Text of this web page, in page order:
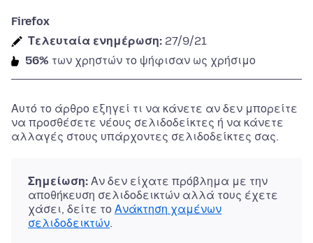
Firefox
Τελευταία ενημέρωση: 27/9/21
56% των χρηστών το ψήφισαν ως χρήσιμο
Αυτό το άρθρο εξηγεί τι να κάνετε αν δεν μπορείτε
να προσθέσετε νέους σελιδοδείκτες ή να κάνετε
αλλαγές στους υπάρχοντες σελιδοδείκτες σας.
Σημείωση: Αν δεν είχατε πρόβλημα με την
αποθήκευση σελιδοδεικτών αλλά τους έχετε
χάσει, δείτε το Ανάκτηση χαμένων
σελιδοδεικτών.